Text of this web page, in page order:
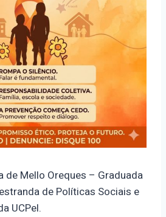
de Mello Oreques – Graduada
de Políticas Sociais e
UCPel.